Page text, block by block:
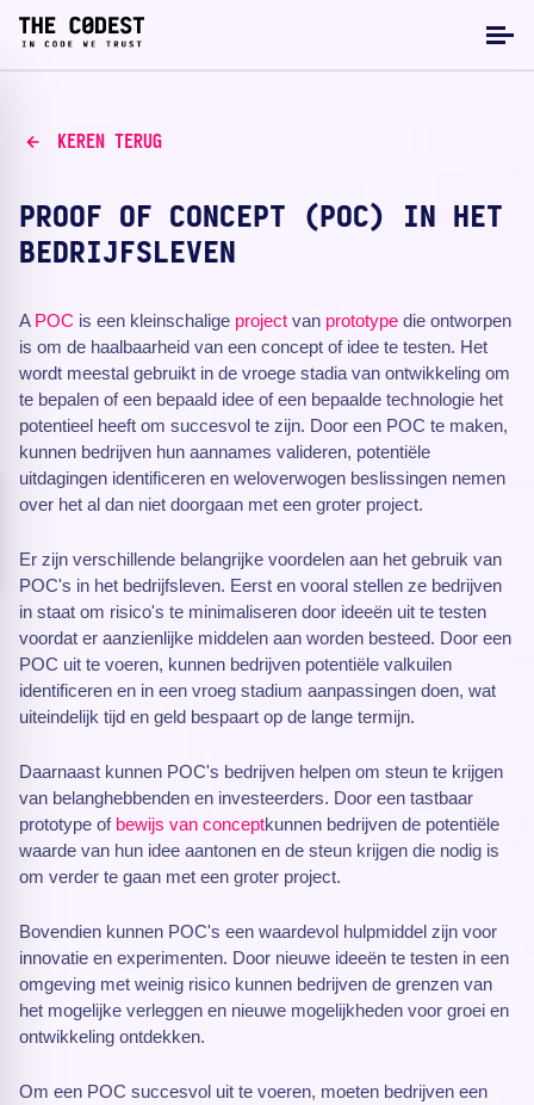
KEREN TERUG
PROOF OF CONCEPT (POC) IN HET
BEDRIJFSLEVEN
A POC is een kleinschalige project van prototype die ontworpen
is om de haalbaarheid van een concept of idee te testen. Het
wordt meestal gebruikt in de vroege stadia van ontwikkeling om
te bepalen of een bepaald idee of een bepaalde technologie het
potentieel heeft om succesvol te zijn. Door een POC te maken,
kunnen bedrijven hun aannames valideren, potentiële
uitdagingen identificeren en weloverwogen beslissingen nemen
over het al dan niet doorgaan met een groter project.
Er zijn verschillende belangrijke voordelen aan het gebruik van
POC's in het bedrijfsleven. Eerst en vooral stellen ze bedrijven
in staat om risico's te minimaliseren door ideeën uit te testen
voordat er aanzienlijke middelen aan worden besteed. Door een
POC uit te voeren, kunnen bedrijven potentiële valkuilen
identificeren en in een vroeg stadium aanpassingen doen, wat
uiteindelijk tijd en geld bespaart op de lange termijn.
Daarnaast kunnen POC's bedrijven helpen om steun te krijgen
van belanghebbenden en investeerders. Door een tastbaar
prototype of bewijs van conceptkunnen bedrijven de potentiële
waarde van hun idee aantonen en de steun krijgen die nodig is
om verder te gaan met een groter project.
Bovendien kunnen POC's een waardevol hulpmiddel zijn voor
innovatie en experimenten. Door nieuwe ideeën te testen in een
omgeving met weinig risico kunnen bedrijven de grenzen van
het mogelijke verleggen en nieuwe mogelijkheden voor groei en
ontwikkeling ontdekken.
Om een POC succesvol uit te voeren, moeten bedrijven een